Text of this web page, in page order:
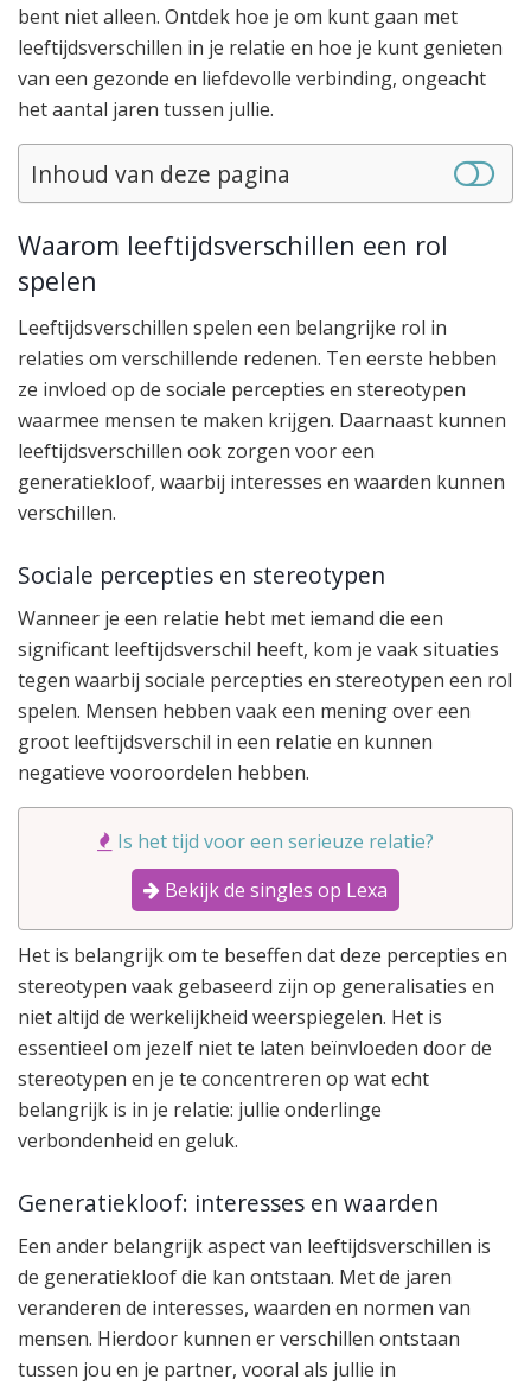
bent niet alleen. Ontdek hoe je om kunt gaan met
leeftijdsverschillen in je relatie en hoe je kunt genieten
van een gezonde en liefdevolle verbinding, ongeacht
het aantal jaren tussen jullie.
Inhoud van deze pagina
Waarom leeftijdsverschillen een rol
spelen
Leeftijdsverschillen spelen een belangrijke rol in
relaties om verschillende redenen. Ten eerste hebben
ze invloed op de sociale percepties en stereotypen
waarmee mensen te maken krijgen. Daarnaast kunnen
leeftijdsverschillen ook zorgen voor een
generatiekloof, waarbij interesses en waarden kunnen
verschillen.
Sociale percepties en stereotypen
Wanneer je een relatie hebt met iemand die een
significant leeftijdsverschil heeft, kom je vaak situaties
tegen waarbij sociale percepties en stereotypen een rol
spelen. Mensen hebben vaak een mening over een
groot leeftijdsverschil in een relatie en kunnen
negatieve vooroordelen hebben.
Is het tijd voor een serieuze relatie?
Bekijk de singles op Lexa
Het is belangrijk om te beseffen dat deze percepties en
stereotypen vaak gebaseerd zijn op generalisaties en
niet altijd de werkelijkheid weerspiegelen. Het is
essentieel om jezelf niet te laten beïnvloeden door de
stereotypen en je te concentreren op wat echt
belangrijk is in je relatie: jullie onderlinge
verbondenheid en geluk.
Generatiekloof: interesses en waarden
Een ander belangrijk aspect van leeftijdsverschillen is
de generatiekloof die kan ontstaan. Met de jaren
veranderen de interesses, waarden en normen van
mensen. Hierdoor kunnen er verschillen ontstaan
tussen jou en je partner, vooral als jullie in